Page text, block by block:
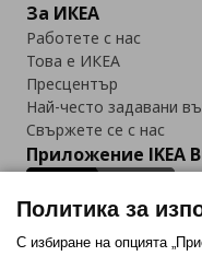
За ИКЕА
Работете с нас
Това е ИКЕА
Пресцентър
Най-често задавани
Свържете се с нас
Приложение IKEA
Политика за
С избиране на опцията